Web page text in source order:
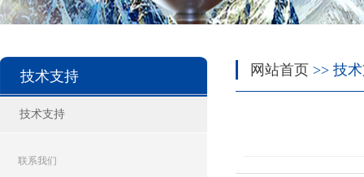
技术支持
技术支持
联系我们
网站首页 >> 技